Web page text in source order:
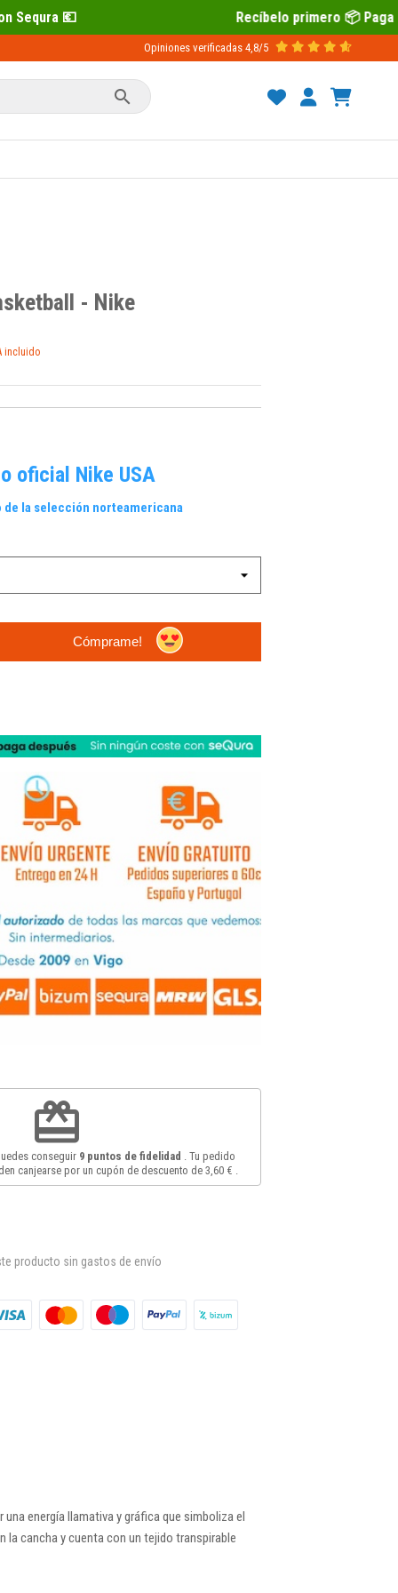
Recíbelo primero 📦 Paga después con Sequra
Opiniones verificadas 4,8/5

- Nike
incluido
oficial Nike USA
de la selección norteamericana
Cómprame!
redeem
conseguir 9 puntos de fidelidad . Tu pedido
canjearse por un cupón de descuento de 3,60 €
producto sin gastos de envío
una energía llamativa y gráfica que simboliza el
la cancha y cuenta con un tejido transpirable